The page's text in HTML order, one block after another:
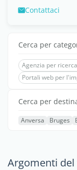
Contattaci
Cerca per
Agenzia per
Portali web per
Cerca per
Anversa Bruges
Argomenti